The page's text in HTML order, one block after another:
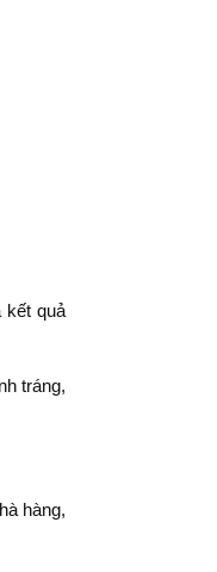
kết quả
tráng,
hàng,